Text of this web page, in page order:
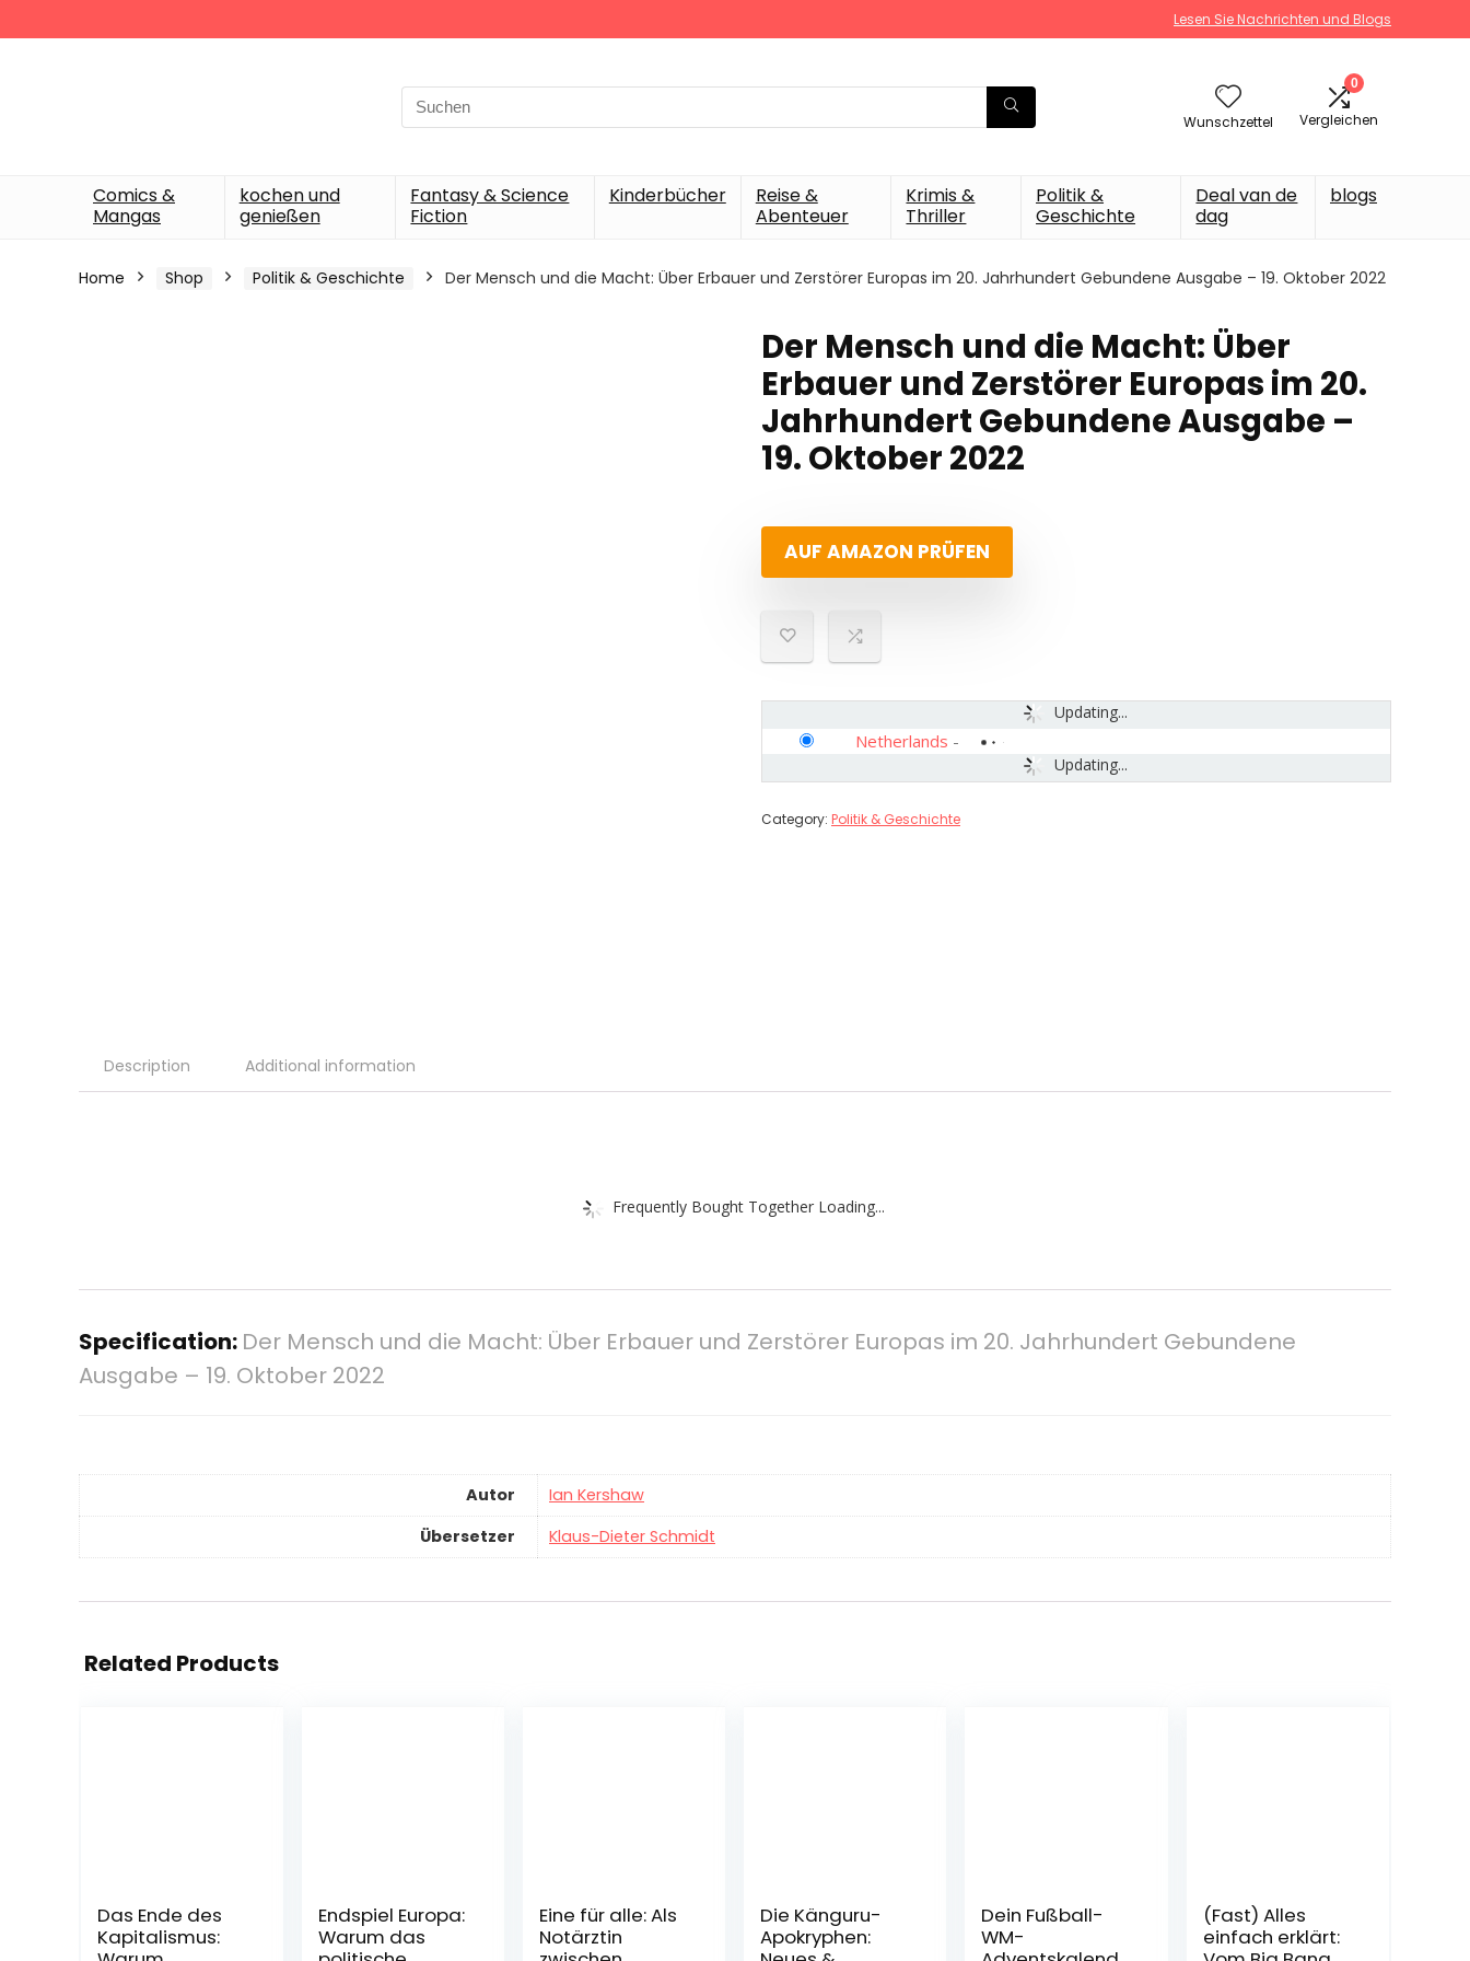
Lesen Sie Nachrichten und Blogs
Search
for:
Wunschzettel
0
Vergleichen
Comics &
Mangas
kochen und
genießen
Fantasy & Science
Fiction
Kinderbücher
Reise &
Abenteuer
Krimis &
Thriller
Politik &
Geschichte
Deal van de
dag
blogs
Home Shop Politik & Geschichte Der Mensch und die Macht: Über Erbauer und Zerstörer Europas im 20. Jahrhundert Gebundene Ausgabe – 19. Oktober 2022
Der Mensch und die Macht: Über
Erbauer und Zerstörer Europas im 20.
Jahrhundert Gebundene Ausgabe –
19. Oktober 2022
AUF AMAZON PRÜFEN
Updating...
Updating...
Netherlands -
Category: Politik & Geschichte
Description Additional information
Frequently Bought Together Loading...
Specification: Der Mensch und die Macht: Über Erbauer und Zerstörer Europas im 20. Jahrhundert Gebundene
Ausgabe – 19. Oktober 2022
Autor
Ian Kershaw
Übersetzer
Klaus-Dieter Schmidt
Related Products
Das Ende des
Kapitalismus:
Endspiel Europa:
Warum das
Eine für alle: Als
Notärztin
Die Känguru-
Apokryphen:
Dein Fußball-
WM-
(Fast) Alles
einfach erklärt: